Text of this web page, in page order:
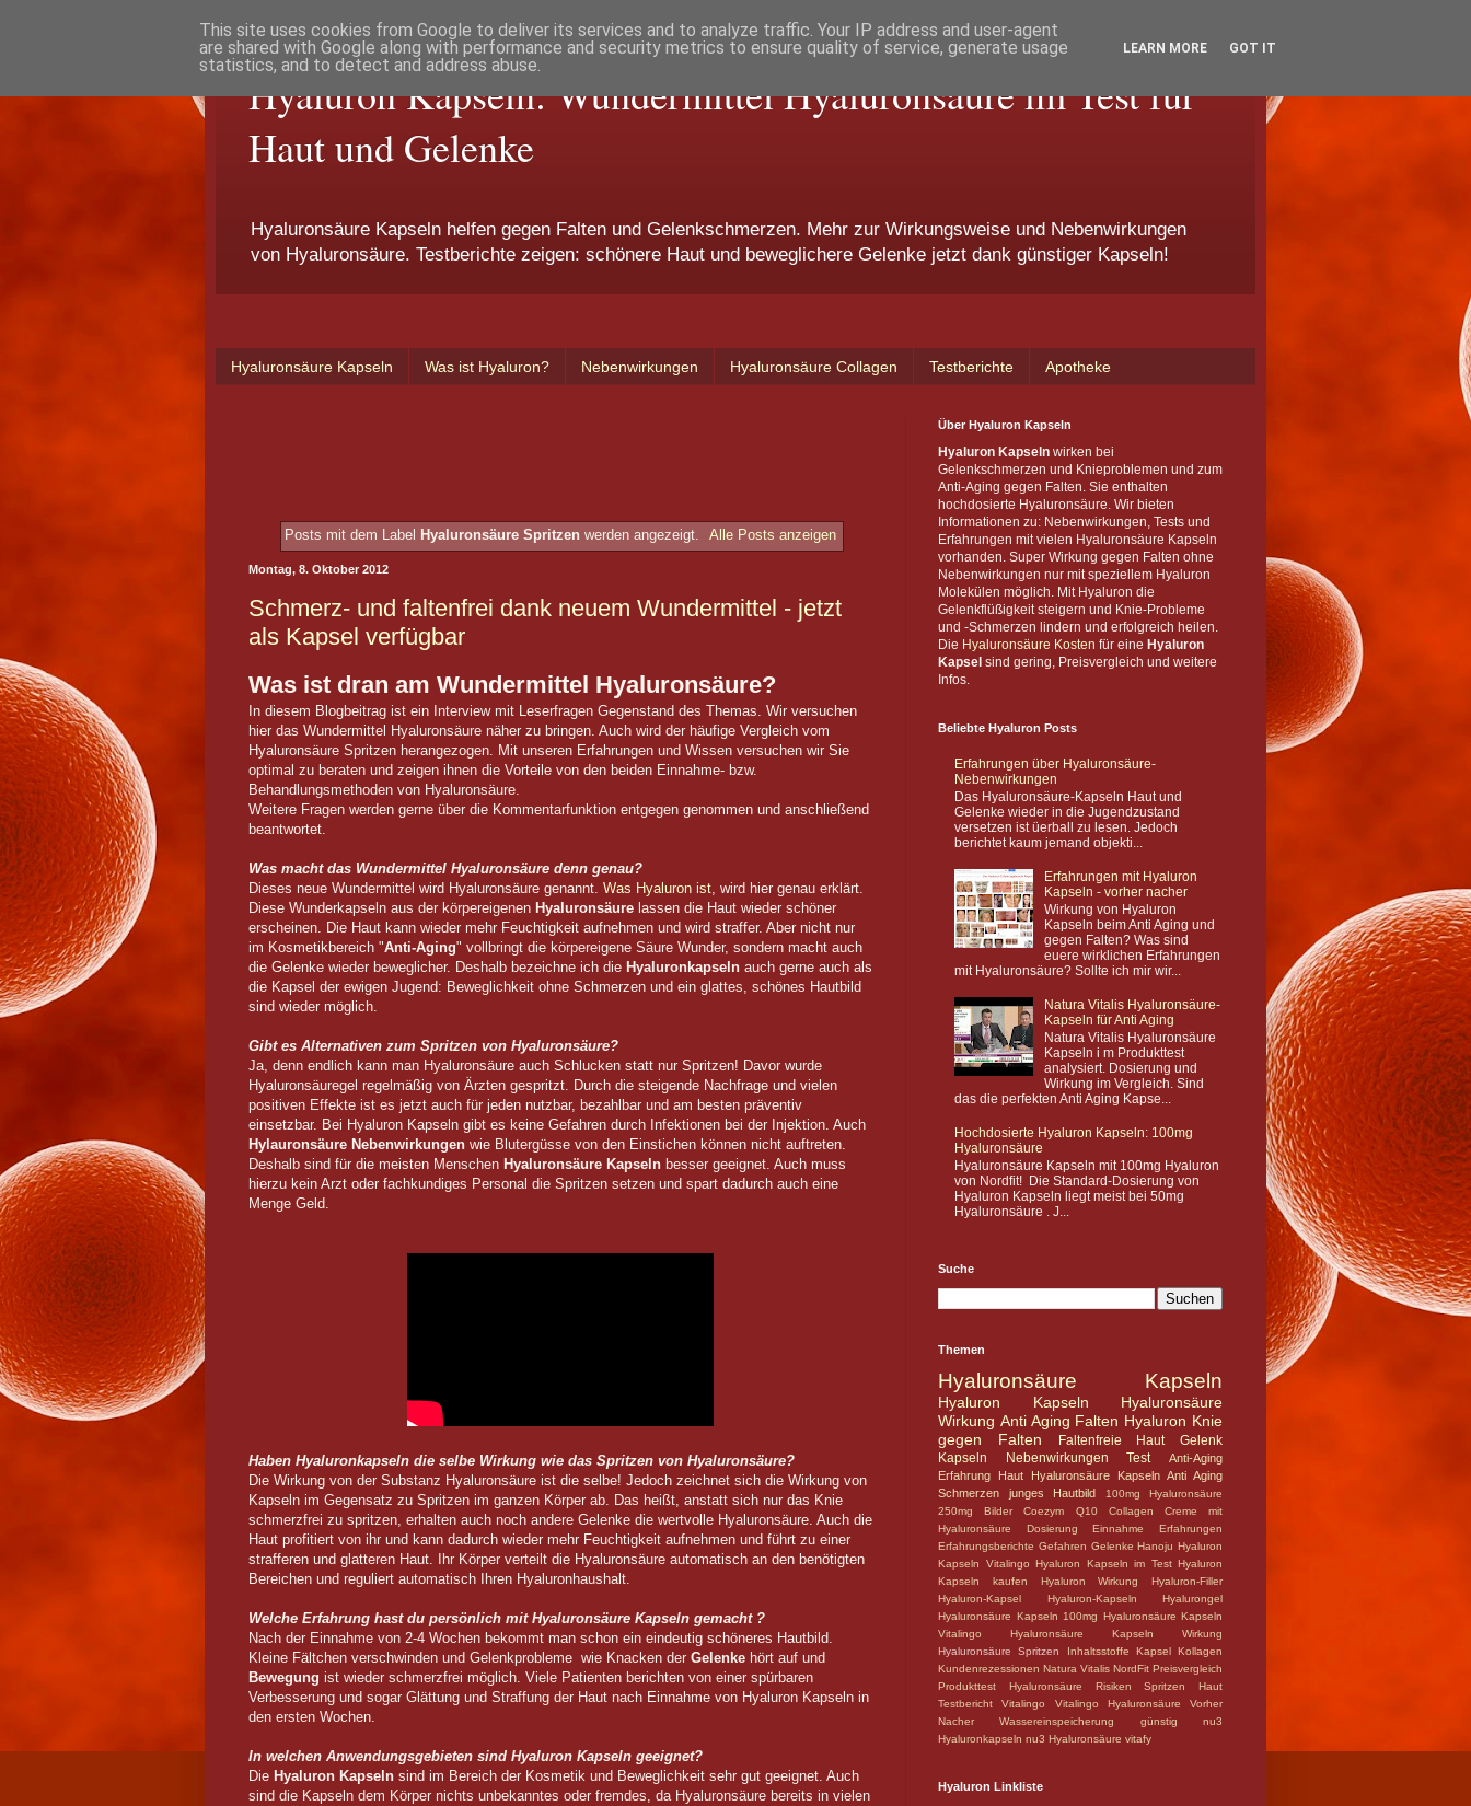
Hyaluron Kapseln: Wundermittel Hyaluronsäure im Test für
Haut und Gelenke
Hyaluronsäure Kapseln helfen gegen Falten und Gelenkschmerzen. Mehr zur Wirkungsweise und Nebenwirkungen
von Hyaluronsäure. Testberichte zeigen: schönere Haut und beweglichere Gelenke jetzt dank günstiger Kapseln!
Hyaluronsäure Kapseln Was ist Hyaluron? Nebenwirkungen Hyaluronsäure Collagen Testberichte Apotheke
Posts mit dem Label Hyaluronsäure Spritzen werden angezeigt. Alle Posts anzeigen
Montag, 8. Oktober 2012
Schmerz- und faltenfrei dank neuem Wundermittel - jetzt
als Kapsel verfügbar
Was ist dran am Wundermittel Hyaluronsäure?
In diesem Blogbeitrag ist ein Interview mit Leserfragen Gegenstand des Themas. Wir versuchen
hier das Wundermittel Hyaluronsäure näher zu bringen. Auch wird der häufige Vergleich vom
Hyaluronsäure Spritzen herangezogen. Mit unseren Erfahrungen und Wissen versuchen wir Sie
optimal zu beraten und zeigen ihnen die Vorteile von den beiden Einnahme- bzw.
Behandlungsmethoden von Hyaluronsäure.
Weitere Fragen werden gerne über die Kommentarfunktion entgegen genommen und anschließend
beantwortet.
Was macht das Wundermittel Hyaluronsäure denn genau?
Dieses neue Wundermittel wird Hyaluronsäure genannt. Was Hyaluron ist , wird hier genau erklärt.
Diese Wunderkapseln aus der körpereigenen Hyaluronsäure lassen die Haut wieder schöner
erscheinen. Die Haut kann wieder mehr Feuchtigkeit aufnehmen und wird straffer. Aber nicht nur
im Kosmetikbereich "Anti-Aging" vollbringt die körpereigene Säure Wunder, sondern macht auch
die Gelenke wieder beweglicher. Deshalb bezeichne ich die Hyaluronkapseln auch gerne auch als
die Kapsel der ewigen Jugend: Beweglichkeit ohne Schmerzen und ein glattes, schönes Hautbild
sind wieder möglich.
Gibt es Alternativen zum Spritzen von Hyaluronsäure?
Ja, denn endlich kann man Hyaluronsäure auch Schlucken statt nur Spritzen! Davor wurde
Hyaluronsäuregel regelmäßig von Ärzten gespritzt. Durch die steigende Nachfrage und vielen
positiven Effekte ist es jetzt auch für jeden nutzbar, bezahlbar und am besten präventiv
einsetzbar. Bei Hyaluron Kapseln gibt es keine Gefahren durch Infektionen bei der Injektion. Auch
Hylauronsäure Nebenwirkungen wie Blutergüsse von den Einstichen können nicht auftreten.
Deshalb sind für die meisten Menschen Hyaluronsäure Kapseln besser geeignet. Auch muss
hierzu kein Arzt oder fachkundiges Personal die Spritzen setzen und spart dadurch auch eine
Menge Geld.
Haben Hyaluronkapseln die selbe Wirkung wie das Spritzen von Hyaluronsäure?
Die Wirkung von der Substanz Hyaluronsäure ist die selbe! Jedoch zeichnet sich die Wirkung von
Kapseln im Gegensatz zu Spritzen im ganzen Körper ab. Das heißt, anstatt sich nur das Knie
schmerzfrei zu spritzen, erhalten auch noch andere Gelenke die wertvolle Hyaluronsäure. Auch die
Haut profitiert von ihr und kann dadurch wieder mehr Feuchtigkeit aufnehmen und führt zu einer
strafferen und glatteren Haut. Ihr Körper verteilt die Hyaluronsäure automatisch an den benötigten
Bereichen und reguliert automatisch Ihren Hyaluronhaushalt.
Welche Erfahrung hast du persönlich mit Hyaluronsäure Kapseln gemacht ?
Nach der Einnahme von 2-4 Wochen bekommt man schon ein eindeutig schöneres Hautbild.
Kleine Fältchen verschwinden und Gelenkprobleme wie Knacken der Gelenke hört auf und
Bewegung ist wieder schmerzfrei möglich. Viele Patienten berichten von einer spürbaren
Verbesserung und sogar Glättung und Straffung der Haut nach Einnahme von Hyaluron Kapseln in
den ersten Wochen.
In welchen Anwendungsgebieten sind Hyaluron Kapseln geeignet?
Die Hyaluron Kapseln sind im Bereich der Kosmetik und Beweglichkeit sehr gut geeignet. Auch
sind die Kapseln dem Körper nichts unbekanntes oder fremdes, da Hyaluronsäure bereits in vielen
Über Hyaluron Kapseln
Hyaluron Kapseln wirken bei
Gelenkschmerzen und Knieproblemen und zum
Anti-Aging gegen Falten. Sie enthalten
hochdosierte Hyaluronsäure. Wir bieten
Informationen zu: Nebenwirkungen, Tests und
Erfahrungen mit vielen Hyaluronsäure Kapseln
vorhanden. Super Wirkung gegen Falten ohne
Nebenwirkungen nur mit speziellem Hyaluron
Molekülen möglich. Mit Hyaluron die
Gelenkflüßigkeit steigern und Knie-Probleme
und -Schmerzen lindern und erfolgreich heilen.
Die Hyaluronsäure Kosten für eine Hyaluron
Kapsel sind gering, Preisvergleich und weitere
Infos.
Beliebte Hyaluron Posts
Erfahrungen über Hyaluronsäure-
Nebenwirkungen
Das Hyaluronsäure-Kapseln Haut und
Gelenke wieder in die Jugendzustand
versetzen ist üerball zu lesen. Jedoch
berichtet kaum jemand objekti...
Erfahrungen mit Hyaluron
Kapseln - vorher nacher
Wirkung von Hyaluron
Kapseln beim Anti Aging und
gegen Falten? Was sind
euere wirklichen Erfahrungen
mit Hyaluronsäure? Sollte ich mir wir...
Natura Vitalis Hyaluronsäure-
Kapseln für Anti Aging
Natura Vitalis Hyaluronsäure
Kapseln i m Produkttest
analysiert. Dosierung und
Wirkung im Vergleich. Sind
das die perfekten Anti Aging Kapse...
Hochdosierte Hyaluron Kapseln: 100mg
Hyaluronsäure
Hyaluronsäure Kapseln mit 100mg Hyaluron
von Nordfit! Die Standard-Dosierung von
Hyaluron Kapseln liegt meist bei 50mg
Hyaluronsäure . J...
Suche
Themen
Hyaluronsäure Kapseln
Hyaluron Kapseln
Hyaluronsäure
Wirkung Anti Aging Falten Hyaluron Knie
gegen Falten
Faltenfreie Haut
Gelenk
Kapseln
Nebenwirkungen Test
Anti-Aging
Erfahrung
Haut
Hyaluronsäure Kapseln Anti Aging
Schmerzen
junges Hautbild
100mg Hyaluronsäure
250mg
Bilder Coezym Q10 Collagen
Creme mit
Hyaluronsäure
Dosierung Einnahme
Erfahrungen
Erfahrungsberichte Gefahren Gelenke Hanoju Hyaluron
Kapseln Vitalingo Hyaluron Kapseln im Test Hyaluron
Kapseln kaufen
Hyaluron Wirkung
Hyaluron-Filler
Hyaluron-Kapsel
Hyaluron-Kapseln
Hyalurongel
Hyaluronsäure Kapseln 100mg Hyaluronsäure Kapseln
Vitalingo
Hyaluronsäure Kapseln Wirkung
Hyaluronsäure Spritzen
Inhaltsstoffe Kapsel Kollagen
Kundenrezessionen Natura Vitalis NordFit Preisvergleich
Produkttest Hyaluronsäure
Risiken
Spritzen Haut
Testbericht
Vitalingo Vitalingo Hyaluronsäure
Vorher
Nacher
Wassereinspeicherung günstig
nu3
Hyaluronkapseln nu3 Hyaluronsäure vitafy
Hyaluron Linkliste
This site uses cookies from Google to deliver its services and to analyze traffic. Your IP address and user-agent
are shared with Google along with performance and security metrics to ensure quality of service, generate usage
statistics, and to detect and address abuse.
LEARN MORE GOT IT